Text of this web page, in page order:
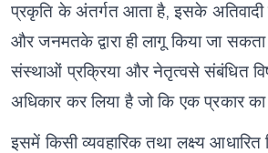
प्रकृति के अंतर्गत आता है,इसके अतिवादी
और जनमतके द्वारा ही लागू किया जा
संस्थाओं प्रक्रिया और नेतृत्वसे संबंधित
अधिकार कर लिया हैजो कि एक प्रकार
इसमें किसी व्यवहारिक तथा लक्ष्य